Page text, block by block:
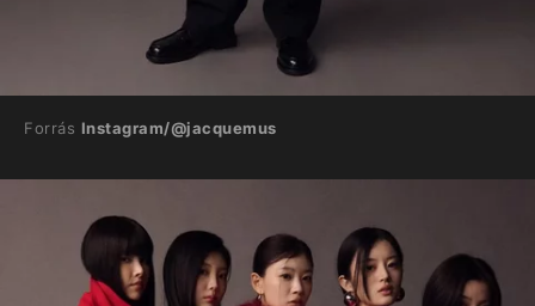
Forrás Instagram/@jacquemus